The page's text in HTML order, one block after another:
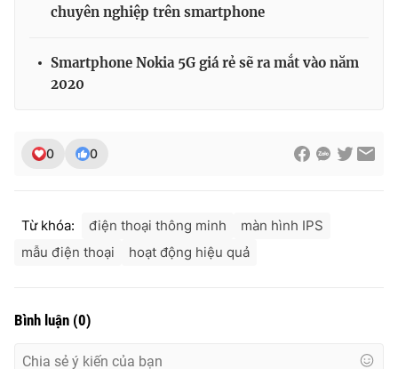
chuyên nghiệp trên smartphone
Smartphone Nokia 5G giá rẻ sẽ ra mắt vào năm
2020
0 0
Từ khóa: điện thoại thông minh
màn hình IPS
mẫu điện thoại
hoạt động hiệu quả
Bình luận (0)